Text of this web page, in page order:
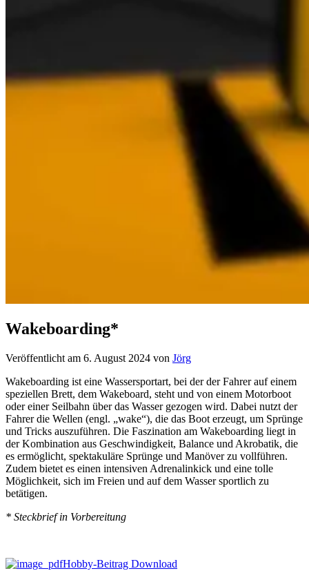
Wakeboarding*
Veröffentlicht am 6. August 2024 von Jörg
Wakeboarding ist eine Wassersportart, bei der der Fahrer auf einem
speziellen Brett, dem Wakeboard, steht und von einem Motorboot
oder einer Seilbahn über das Wasser gezogen wird. Dabei nutzt der
Fahrer die Wellen (engl. „wake“), die das Boot erzeugt, um Sprünge
und Tricks auszuführen. Die Faszination am Wakeboarding liegt in
der Kombination aus Geschwindigkeit, Balance und Akrobatik, die
es ermöglicht, spektakuläre Sprünge und Manöver zu vollführen.
Zudem bietet es einen intensiven Adrenalinkick und eine tolle
Möglichkeit, sich im Freien und auf dem Wasser sportlich zu
betätigen.
* Steckbrief in Vorbereitung
Hobby-Beitrag Download